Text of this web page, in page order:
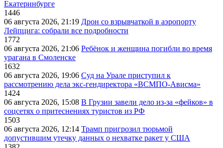
Екатеринбурге
1446
06 августа 2026, 21:19 Дрон со взрывчаткой в аэропорту
Лейпцига: собрали все подробности
1772
06 августа 2026, 21:06 Ребёнок и женщина погибли во время
урагана в Смоленске
1632
06 августа 2026, 19:06 Суд на Урале приступил к
рассмотрению дела экс-гендиректора «ВСМПО-Ависма»
1424
06 августа 2026, 15:08 В Грузии завели дело из-за «фейков» в
соцсетях о притеснениях туристов из РФ
1503
06 августа 2026, 12:14 Трамп пригрозил тюрьмой
допустившим утечку данных о нехватке ракет у США